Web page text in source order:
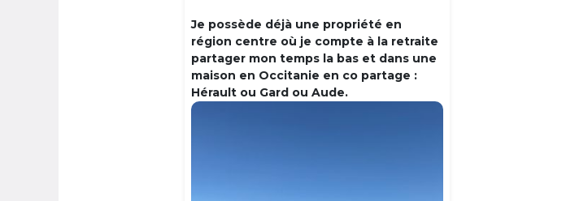
Je possède déjà une propriété en
région centre où je compte à la retraite
partager mon temps la bas et dans une
maison en Occitanie en co partage :
Hérault ou Gard ou Aude.